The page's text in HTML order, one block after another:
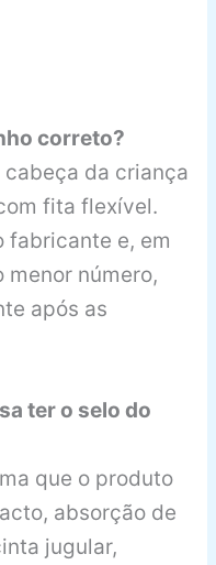
correto?
da criança
fita flexível.
fabricante e, em
número,
após as
ter o selo do
que o produto
absorção de
jugular,